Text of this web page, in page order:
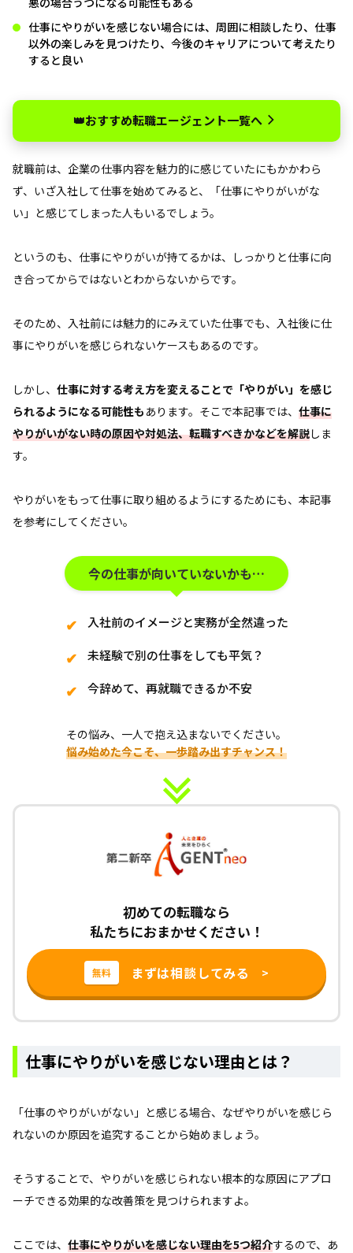
仕事にやりがいを感じない場合には、周囲に相談したり、仕事
以外の楽しみを見つけたり、今後のキャリアについて考えたり
すると良い
👑おすすめ転職エージェント一覧へ
就職前は、企業の仕事内容を魅力的に感じていたにもかかわら
ず、いざ入社して仕事を始めてみると、「仕事にやりがいがな
い」と感じてしまった人もいるでしょう。
というのも、仕事にやりがいが持てるかは、しっかりと仕事に向
き合ってからではないとわからないからです。
そのため、入社前には魅力的にみえていた仕事でも、入社後に仕
事にやりがいを感じられないケースもあるのです。
しかし、 仕事に対する考え方を変えることで「やりがい」を感じ
られるようになる可能性も あります。そこで本記事では、 仕事に
やりがいがない時の原因や対処法、転職すべきかなどを解説しま
す。
やりがいをもって仕事に取り組めるようにするためにも、本記事
を参考にしてください。
今の仕事が向いていないかも…
入社前のイメージと実務が全然違った
未経験で別の仕事をしても平気？
今辞めて、再就職できるか不安
その悩み、一人で抱え込まないでください。
悩み始めた今こそ、一歩踏み出すチャンス！
初めての転職なら
私たちにおまかせください！
無料 まずは相談してみる >
仕事にやりがいを感じない理由とは？
「仕事のやりがいがない」と感じる場合、なぜやりがいを感じら
れないのか原因を追究することから始めましょう。
そうすることで、やりがいを感じられない根本的な原因にアプロ
ーチできる効果的な改善策を見つけられますよ。
ここでは、 仕事にやりがいを感じない理由を5つ紹介するので、あ